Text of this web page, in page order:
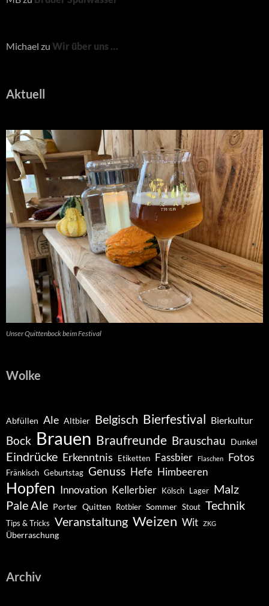
Michael zu Wir über uns …
Aktuell
Unser Quittenbock beim Festival
Wolke
Abfüllen Ale Altbier Belgisch Bierfestival Bierkultur
Bock Brauen Braufreunde Brauschau Dunkel
Eindrücke Erkenntnis Etiketten Fassbier Flaschen Fotos
Fränkisch Geburtstag Genuss Hefe Himbeeren
Hopfen Innovation Kellerbier Kölsch Lager Malz
Pale Ale Porter Quitten Rotbier Sommer Stout Technik
Tips & Tricks Veranstaltung Weizen Wit ZKG
Überraschung
Archiv